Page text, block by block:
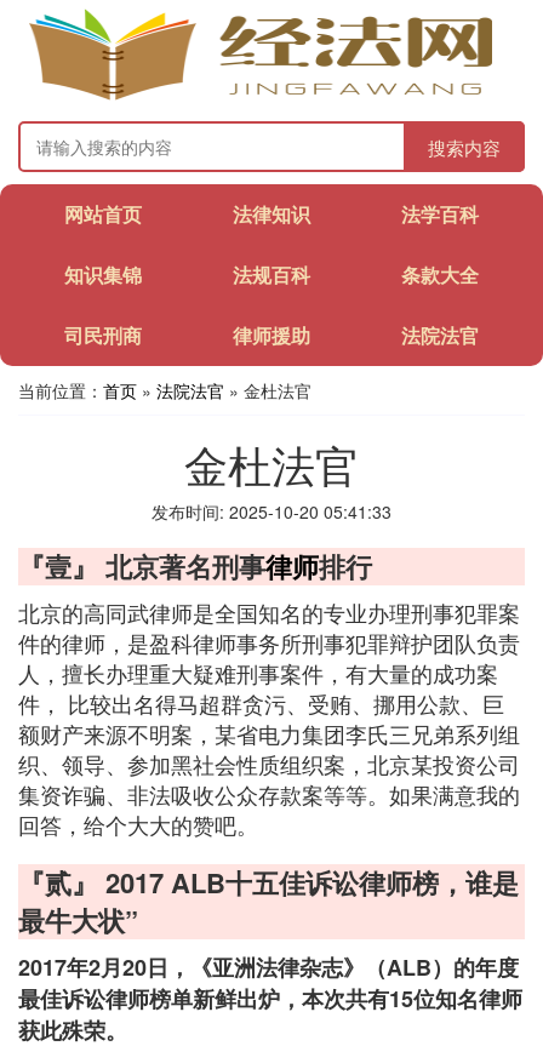
搜索内容
网站首页 法律知识 法学百科
知识集锦 法规百科 条款大全
司民刑商 律师援助 法院法官
当前位置： 首页 » 法院法官 » 金杜法官
金杜法官
发布时间: 2025-10-20 05:41:33
『壹』 北京著名刑事律师排行
北京的高同武律师是全国知名的专业办理刑事犯罪案
件的律师，是盈科律师事务所刑事犯罪辩护团队负责
人，擅长办理重大疑难刑事案件，有大量的成功案
件， 比较出名得马超群贪污、受贿、挪用公款、巨
额财产来源不明案，某省电力集团李氏三兄弟系列组
织、领导、参加黑社会性质组织案，北京某投资公司
集资诈骗、非法吸收公众存款案等等。如果满意我的
回答，给个大大的赞吧。
『贰』 2017 ALB十五佳诉讼律师榜，谁是
最牛大状”
2017年2月20日，《亚洲法律杂志》（ALB）的年度
最佳诉讼律师榜单新鲜出炉，本次共有15位知名律师
获此殊荣。